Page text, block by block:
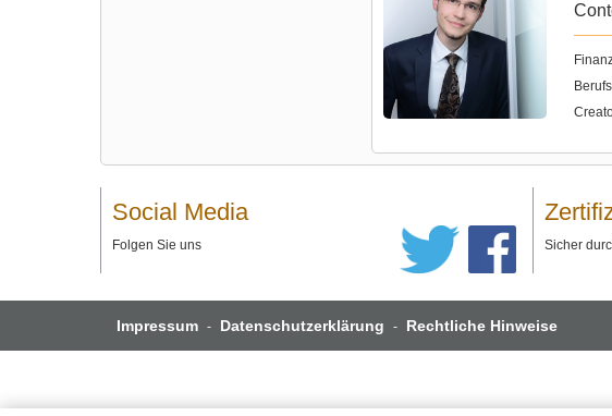
Social Media
Folgen Sie uns Sicher
Impressum - Datenschutzerklärung - Rechtliche Hinweise